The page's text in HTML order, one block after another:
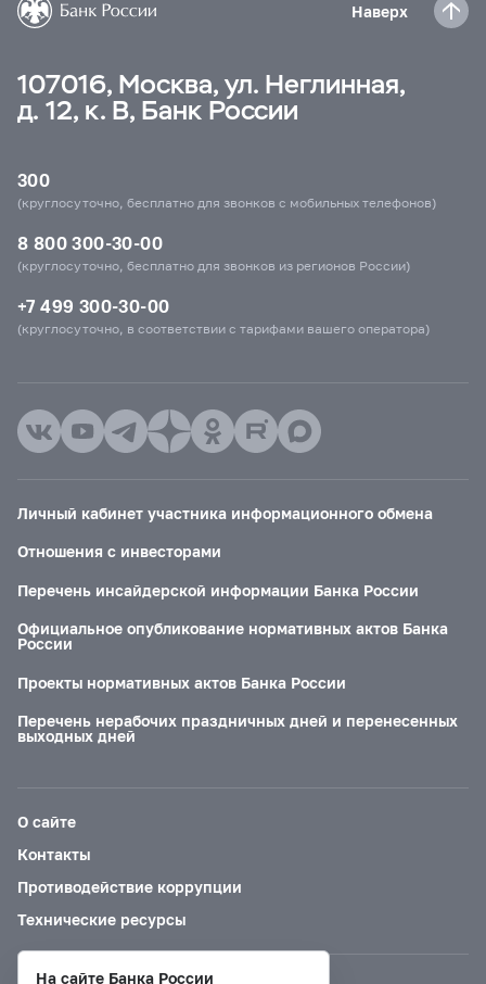
Наверх
107016, Москва, ул. Неглинная,
д. 12, к. В, Банк России
300
(круглосуточно, бесплатно для звонков с мобильных телефонов)
8 800 300-30-00
(круглосуточно, бесплатно для звонков из регионов России)
+7 499 300-30-00
(круглосуточно, в соответствии с тарифами вашего оператора)
Личный кабинет участника информационного обмена
Отношения с инвесторами
Перечень инсайдерской информации Банка России
Официальное опубликование нормативных актов Банка
России
Проекты нормативных актов Банка России
Перечень нерабочих праздничных дней и перенесенных
выходных дней
О сайте
Контакты
Противодействие коррупции
Технические ресурсы
На сайте Банка России